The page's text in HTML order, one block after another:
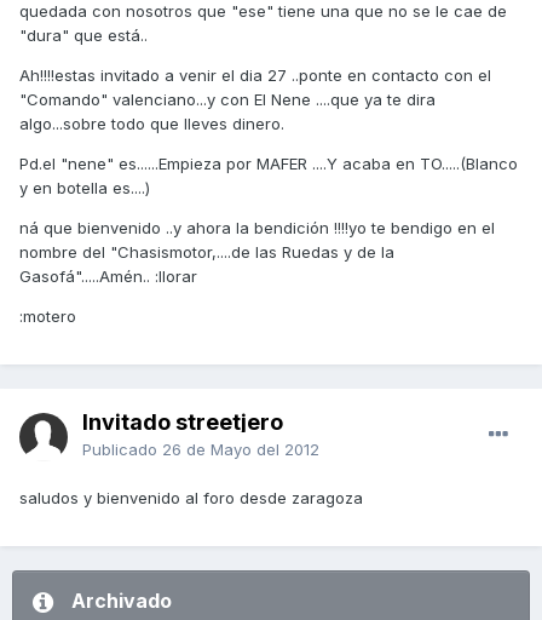
quedada con nosotros que "ese" tiene una que no se le cae de
"dura" que está..
Ah!!!!estas invitado a venir el dia 27 ..ponte en contacto con el
"Comando" valenciano...y con El Nene ....que ya te dira
algo...sobre todo que lleves dinero.
Pd.el "nene" es......Empieza por MAFER ....Y acaba en TO.....(Blanco
y en botella es....)
ná que bienvenido ..y ahora la bendición !!!!yo te bendigo en el
nombre del "Chasismotor,....de las Ruedas y de la
Gasofá".....Amén.. :llorar
:motero
Invitado streetjero
Publicado 26 de Mayo del 2012
saludos y bienvenido al foro desde zaragoza
Archivado